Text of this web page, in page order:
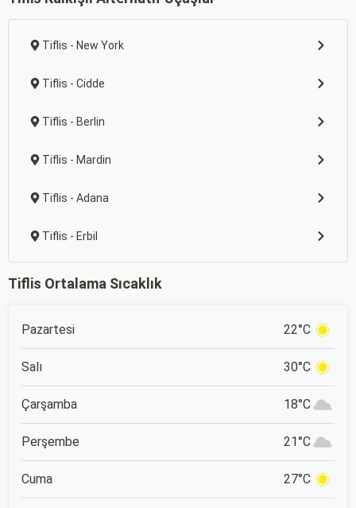
Tiflis - New York
Tiflis - Cidde
Tiflis - Berlin
Tiflis - Mardin
Tiflis - Adana
Tiflis - Erbil
Tiflis Ortalama Sıcaklık
Pazartesi 22°C
Salı 30°C
Çarşamba 18°C
Perşembe 21°C
Cuma 27°C